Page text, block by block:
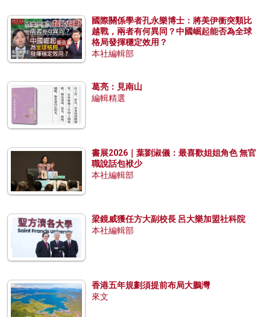
國際關係學者孔永樂博士：將美伊衝突類比
越戰，兩者有何異同？中國崛起能否為全球
格局發揮穩定效用？
本社編輯部
葛亮：見南山
編輯精選
書展2026｜葉劉淑儀：最喜歡姐姐角色 無官
職說話包袱少
本社編輯部
梁鏡威獲任方大副校長 呂大樂加盟社科院
本社編輯部
香港五年規劃須提前布局大鵬灣
來文